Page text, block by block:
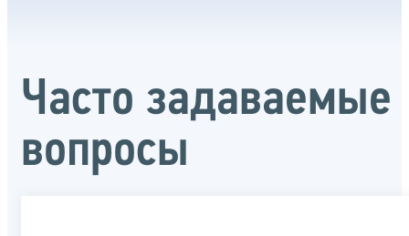
Часто задаваемые
вопросы